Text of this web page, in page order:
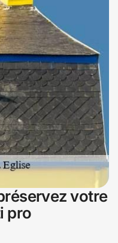
Bati pro couverture
adaptée à vos
nous dès
et découvrez
votre toiture en un
votre
pro